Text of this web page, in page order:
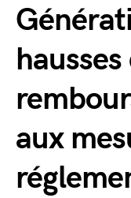
hausses
aux